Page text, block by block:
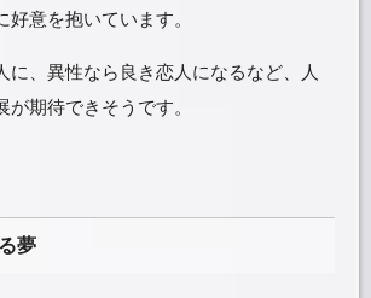
好意を抱いています。
に、異性なら良き恋人になるなど、人
が期待できそうです。
夢